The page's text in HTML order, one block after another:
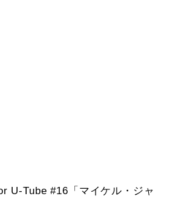
U-Tube #16「マイケル・ジャ